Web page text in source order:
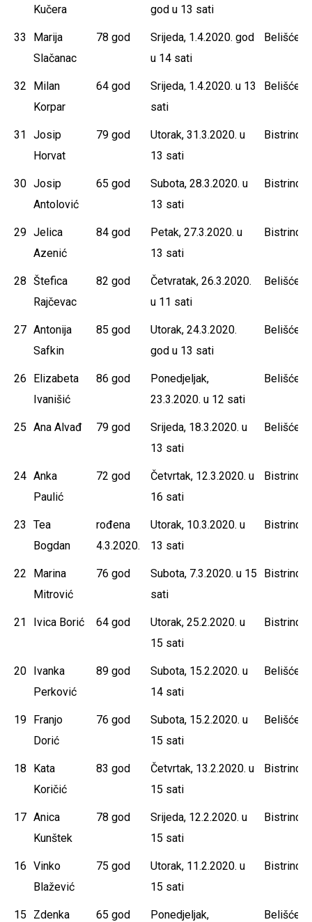
Kučera god u 13 sati
33
Marija
Slačanac
78 god
Srijeda, 1.4.2020. god
u 14 sati
Belišće
32
Milan
Korpar
64 god
Srijeda, 1.4.2020. u 13
sati
Belišće
31
Josip
Horvat
79 god
Utorak, 31.3.2020. u
13 sati
Bistrinci
30 Josip
Antolović
65 god
Subota, 28.3.2020. u
13 sati
Bistrinci
29 Jelica
Azenić
84 god
Petak, 27.3.2020. u
13 sati
Bistrinci
28 Štefica
Rajčevac
82 god
Četvratak, 26.3.2020.
u 11 sati
Belišće
27 Antonija
Safkin
85 god
Utorak, 24.3.2020.
god u 13 sati
Belišće
26
Elizabeta
Ivanišić
86 god
Ponedjeljak,
23.3.2020. u 12 sati
Belišće
25 Ana Alvađ 79 god
Srijeda, 18.3.2020. u
13 sati
Belišće
24 Anka
Paulić
72 god
Četvrtak, 12.3.2020. u
16 sati
Bistrinci
23
Tea
Bogdan
rođena
4.3.2020.
Utorak, 10.3.2020. u
13 sati
Bistrinci
22
Marina
Mitrović
76 god
Subota, 7.3.2020. u 15
sati
Bistrinci
21 Ivica Borić 64 god
Utorak, 25.2.2020. u
15 sati
Bistrinci
20 Ivanka
Perković
89 god
Subota, 15.2.2020. u
14 sati
Belišće
19 Franjo
Dorić
76 god
Subota, 15.2.2020. u
15 sati
Belišće
18
Kata
Koričić
83 god
Četvrtak, 13.2.2020. u
15 sati
Bistrinci
17 Anica
Kunštek
78 god
Srijeda, 12.2.2020. u
15 sati
Bistrinci
16 Vinko
Blažević
75 god
Utorak, 11.2.2020. u
15 sati
Bistrinci
15
Zdenka
65 god
Ponedjeljak,
Belišće